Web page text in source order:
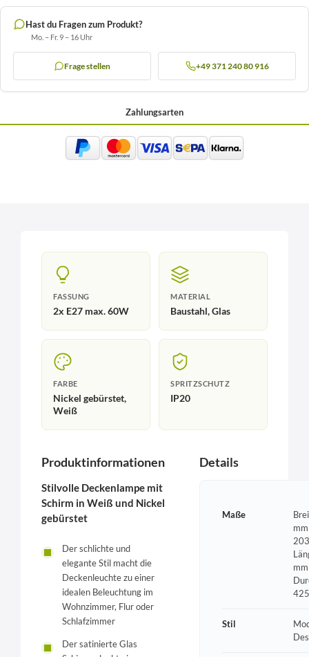
Hast du Fragen zum Produkt?
Mo. – Fr. 9 – 16 Uhr
Frage stellen +49 371 240 80 916
Zahlungsarten
FASSUNG
2x E27 max. 60W
MATERIAL
Baustahl, Glas
FARBE
Nickel gebürstet,
Weiß
SPRITZSCHUTZ
IP20
Produktinformationen
Stilvolle Deckenlampe mit
Schirm in Weiß und Nickel
gebürstet
Der schlichte und
elegante Stil macht die
Deckenleuchte zu einer
idealen Beleuchtung im
Wohnzimmer, Flur oder
Schlafzimmer
Der satinierte Glas
Details
Maße
Stil